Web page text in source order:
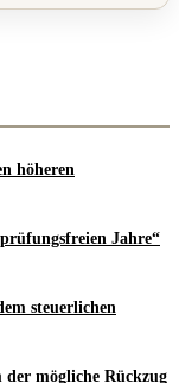
höheren
Jahre“
steuerlichen
mögliche Rückzug